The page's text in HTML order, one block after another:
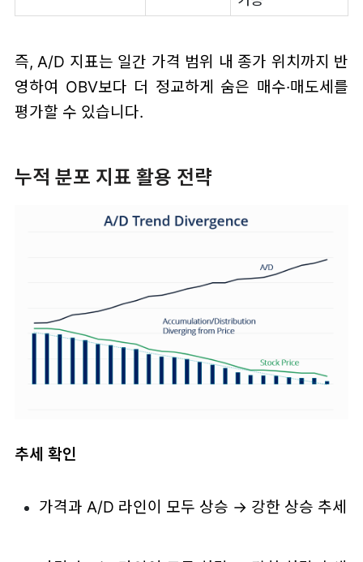
즉, A/D 지표는 일간 가격 범위 내 종가 위치까지 반
영하여 OBV보다 더 정교하게 숨은 매수·매도세를
평가할 수 있습니다.
누적 분포 지표 활용 전략
추세 확인
가격과 A/D 라인이 모두 상승 → 강한 상승 추세